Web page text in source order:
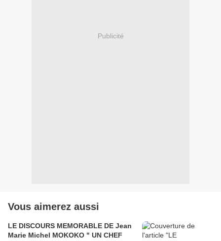
Publicité
Vous aimerez aussi
LE DISCOURS MEMORABLE DE Jean
Marie Michel MOKOKO " UN CHEF